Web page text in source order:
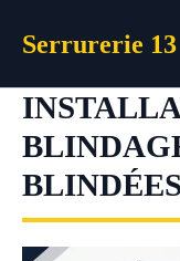
Serrurerie 13